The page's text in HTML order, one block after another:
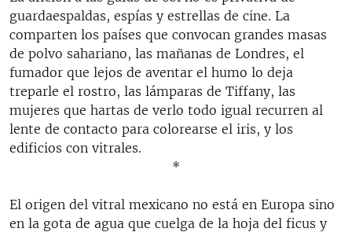
guardaespaldas, espías y estrellas de cine. La
comparten los países que convocan grandes masas
de polvo sahariano, las mañanas de Londres, el
fumador que lejos de aventar el humo lo deja
treparle el rostro, las lámparas de Tiffany, las
mujeres que hartas de verlo todo igual recurren al
lente de contacto para colorearse el iris, y los
edificios con vitrales.
*
El origen del vitral mexicano no está en Europa sino
en la gota de agua que cuelga de la hoja del ficus y